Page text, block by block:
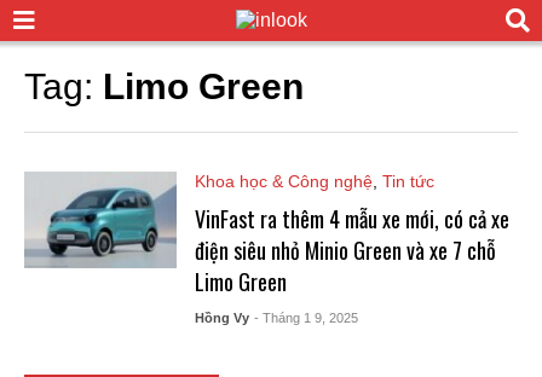
Tag: Limo Green
Khoa học & Công nghệ, Tin tức
VinFast ra thêm 4 mẫu xe mới, có cả xe
điện siêu nhỏ Minio Green và xe 7 chỗ
Limo Green
Hồng Vy - Tháng 1 9, 2025